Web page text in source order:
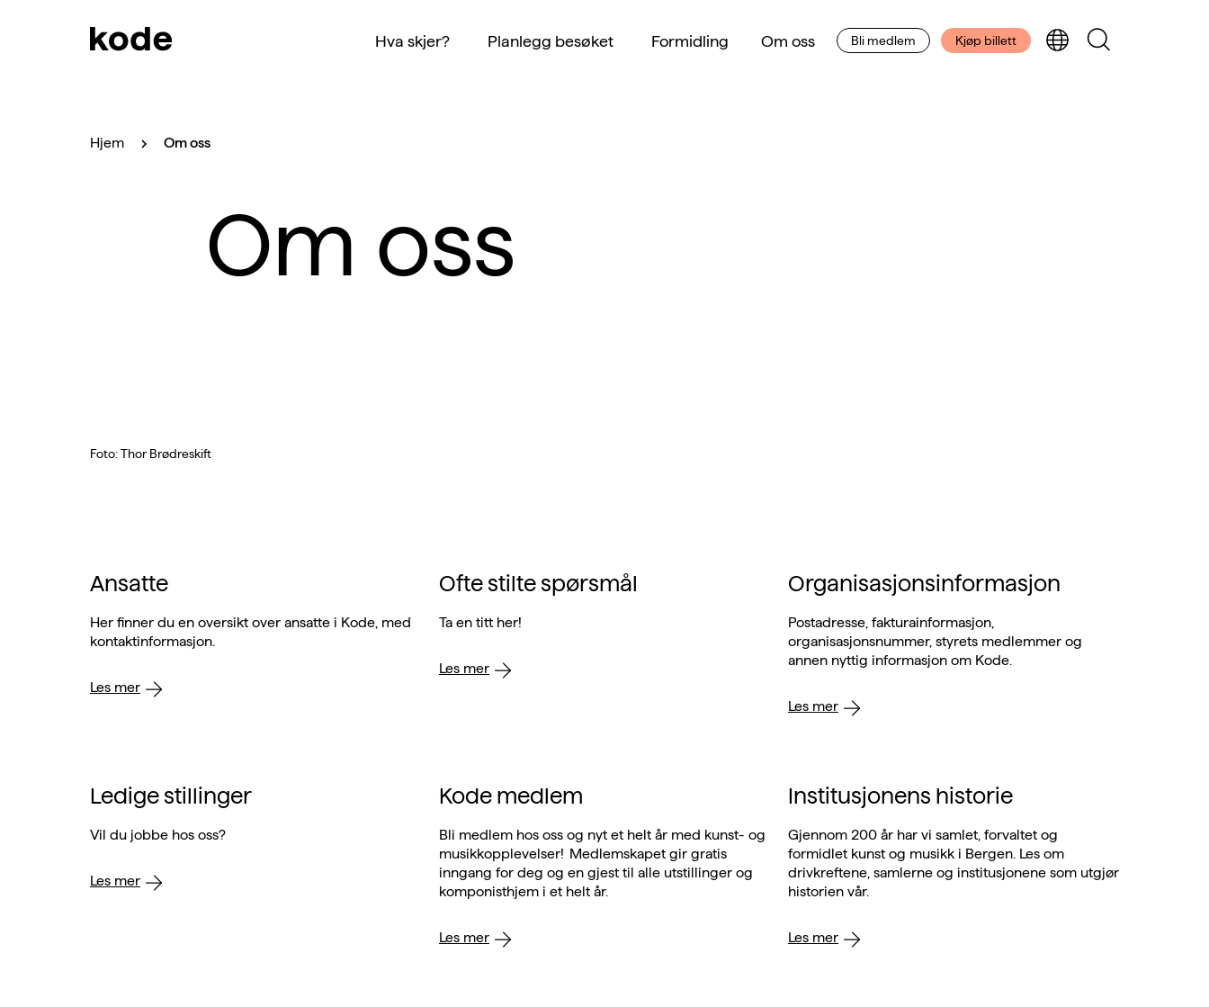
Hva skjer? Planlegg besøket Formidling Om oss Bli medlem Kjøp billett
Hjem Om oss
Om oss
Foto: Thor Brødreskift
Ansatte
Her finner du en oversikt over ansatte i Kode, med
kontaktinformasjon.
Les mer
Ofte stilte spørsmål
Ta en titt her!
Les mer
Organisasjonsinformasjon
Postadresse, fakturainformasjon,
organisasjonsnummer, styrets medlemmer og
annen nyttig informasjon om Kode.
Les mer
Ledige stillinger
Vil du jobbe hos oss?
Les mer
Kode medlem
Bli medlem hos oss og nyt et helt år med kunst- og
musikkopplevelser! Medlemskapet gir gratis
inngang for deg og en gjest til alle utstillinger og
komponisthjem i et helt år.
Les mer
Institusjonens historie
Gjennom 200 år har vi samlet, forvaltet og
formidlet kunst og musikk i Bergen. Les om
drivkreftene, samlerne og institusjonene som utgjør
historien vår.
Les mer